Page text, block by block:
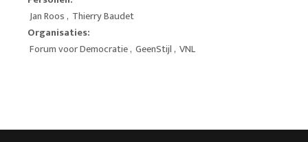
Jan Roos, Thierry Baudet
Organisaties:
Forum voor Democratie, GeenStijl, VNL